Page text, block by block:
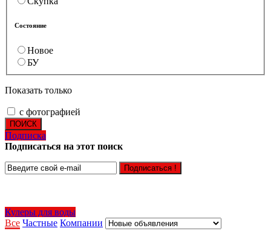
Состояние
Новое
БУ
Показать только
с фотографией
ПОИСК
Подписка
Подписаться на этот поиск
Подписаться !
Кулеры для воды
Все Частные Компании